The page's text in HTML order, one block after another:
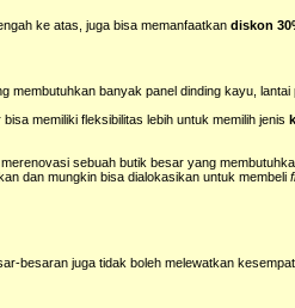
ke atas, juga bisa memanfaatkandiskon
membutuhkan banyak panel dinding kayu,
memiliki fleksibilitas lebih untuk memilih jenis
sebuah butik besar yang
dan mungkin bisa dialokasikan untuk membeli
besaran juga tidak boleh melewatkan